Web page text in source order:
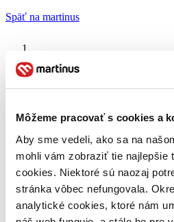
Môžeme pracovať s cookies a
Aby sme vedeli, ako sa na
mohli vám zobraziť tie najlepšie
cookies. Niektoré sú naozaj
stránka vôbec nefungovala.
analytické cookies, ktoré nám
Späť na martinus
Vojna Roseovcov
O nás
Náš príbeh
Galéria Martinusu
Zodpovednosť
Sme B Corp